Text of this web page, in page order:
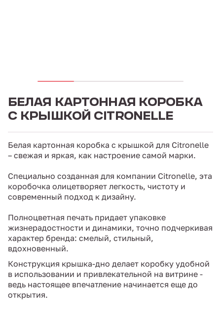
БЕЛАЯ КАРТОННАЯ КОРОБКА
С КРЫШКОЙ CITRONELLE
Белая картонная коробка с крышкой для Citronelle
– свежая и яркая, как настроение самой марки.
Специально созданная для компании Citronelle, эта
коробочка олицетворяет легкость, чистоту и
современный подход к дизайну.
Полноцветная печать придает упаковке
жизнерадостности и динамики, точно подчеркивая
характер бренда: смелый, стильный,
вдохновенный.
Конструкция крышка-дно делает коробку удобной
в использовании и привлекательной на витрине -
ведь настоящее впечатление начинается еще до
открытия.